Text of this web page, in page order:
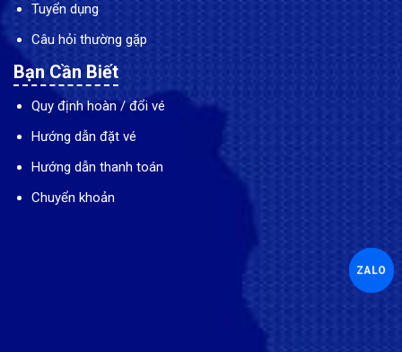
Tuyển dụng
Câu hỏi thường gặp
Bạn Cần Biết
Quy định hoàn / đổi vé
Hướng dẫn đặt vé
Hướng dẫn thanh toán
Chuyển khoản
ZALO